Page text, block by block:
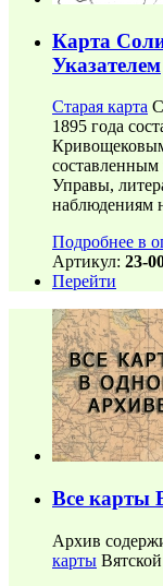
Карта
Указателем
Старая карта
1895 года
Управы,
наблюдениям
Подробнее в
Артикул: 23-
Перейти
Все карты
Архив
карты